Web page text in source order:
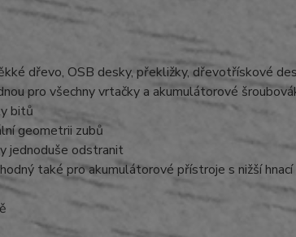
dřevo, OSB desky, překližky, dřevotřískové
pro všechny vrtačky a akumulátorové
bitů
geometrii zubů
jednoduše odstranit
také pro akumulátorové přístroje s nižší hnací